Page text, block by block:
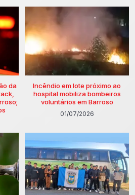
da
Incêndio em lote próximo ao
hospital mobiliza bombeiros
voluntários em Barroso
01/07/2026